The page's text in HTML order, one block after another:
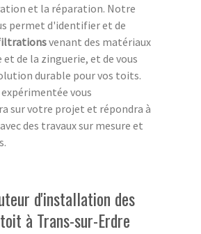
et la réparation. Notre
permet d'identifier et de
venant des matériaux
et de la zinguerie, et de vous
durable pour vos toits.
vous
sur votre projet et répondra à
des travaux sur mesure et
d'installation des
à Trans-sur-Erdre